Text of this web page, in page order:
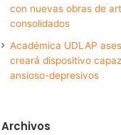
con nuevas obras de
consolidados
Académica UDLAP
creará dispositivo
ansioso-depresivos
Archivos